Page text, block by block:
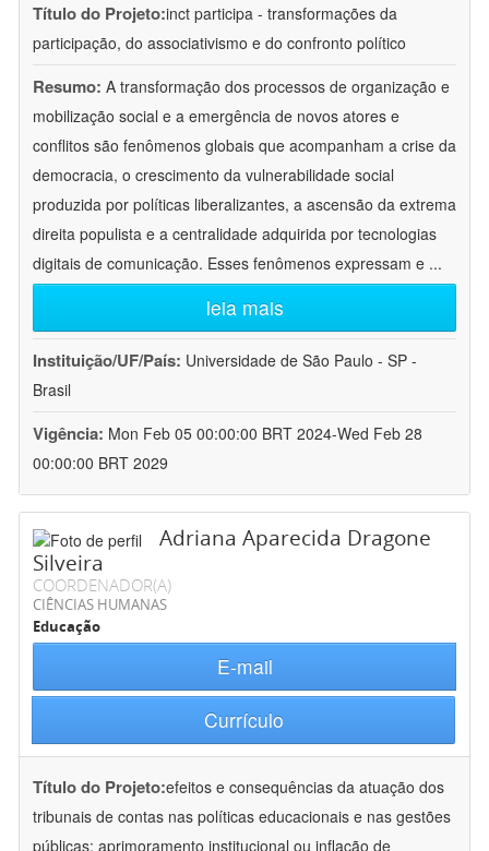
Título do Projeto:inct participa - transformações da
participação, do associativismo e do confronto político
Resumo: A transformação dos processos de organização e
mobilização social e a emergência de novos atores e
conflitos são fenômenos globais que acompanham a crise da
democracia, o crescimento da vulnerabilidade social
produzida por políticas liberalizantes, a ascensão da extrema
direita populista e a centralidade adquirida por tecnologias
digitais de comunicação. Esses fenômenos expressam e ...
leia mais
Instituição/UF/País: Universidade de São Paulo - SP -
Brasil
Vigência: Mon Feb 05 00:00:00 BRT 2024-Wed Feb 28
00:00:00 BRT 2029
Adriana Aparecida Dragone
Silveira
COORDENADOR(A)
CIÊNCIAS HUMANAS
Educação
E-mail
Currículo
Título do Projeto:efeitos e consequências da atuação dos
tribunais de contas nas políticas educacionais e nas gestões
públicas: aprimoramento institucional ou inflação de